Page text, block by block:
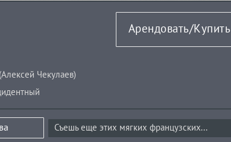
Арендовать/Купить
(Алексей Чекулаев)
Съешь еще этих мягких французских...